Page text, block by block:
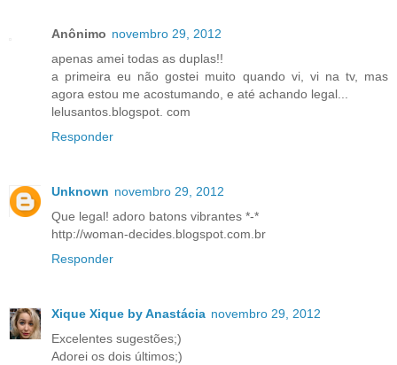
Anônimo novembro 29, 2012
apenas amei todas as duplas!!
a primeira eu não gostei muito quando vi, vi na tv, mas
agora estou me acostumando, e até achando legal...
lelusantos.blogspot. com
Responder
Unknown novembro 29, 2012
Que legal! adoro batons vibrantes *-*
http://woman-decides.blogspot.com.br
Responder
Xique Xique by Anastácia novembro 29, 2012
Excelentes sugestões;)
Adorei os dois últimos;)